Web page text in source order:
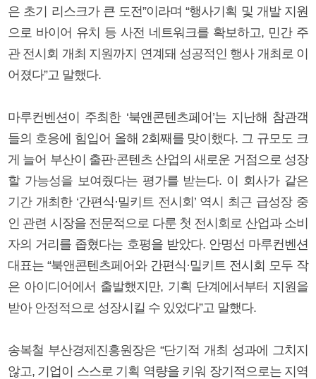
은 초기 리스크가 큰 도전”이라며 “행사기획 및 개발 지원
으로 바이어 유치 등 사전 네트워크를 확보하고, 민간 주
관 전시회 개최 지원까지 연계돼 성공적인 행사 개최로 이
어졌다”고 말했다.
마루컨벤션이 주최한 ‘북앤콘텐츠페어’는 지난해 참관객
들의 호응에 힘입어 올해 2회째를 맞이했다. 그 규모도 크
게 늘어 부산이 출판·콘텐츠 산업의 새로운 거점으로 성장
할 가능성을 보여줬다는 평가를 받는다. 이 회사가 같은
기간 개최한 ‘간편식·밀키트 전시회’ 역시 최근 급성장 중
인 관련 시장을 전문적으로 다룬 첫 전시회로 산업과 소비
자의 거리를 좁혔다는 호평을 받았다. 안명선 마루컨벤션
대표는 “북앤콘텐츠페어와 간편식·밀키트 전시회 모두 작
은 아이디어에서 출발했지만, 기획 단계에서부터 지원을
받아 안정적으로 성장시킬 수 있었다”고 말했다.
송복철 부산경제진흥원장은 “단기적 개최 성과에 그치지
않고, 기업이 스스로 기획 역량을 키워 장기적으로는 지역